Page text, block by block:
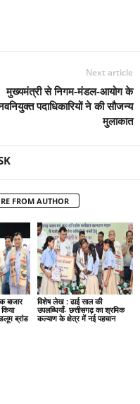
Next article
मुख्यमंत्री से निगम-मंडल-आयोग के
पदाधिकारियों ने की सौजन्य
मुलाकात
FROM AUTHOR
बाजार
ब्रांड
विशेष लेख : ढाई साल की
उपलब्धियाँ- छत्तीसगढ़ का श्रमिक
कल्याण के क्षेत्र में नई पहचान